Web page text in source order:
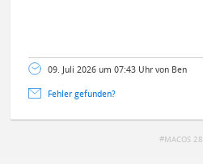
09. Juli 2026 um 07:43 Uhr von Ben
Fehler gefunden?
MACOS 28